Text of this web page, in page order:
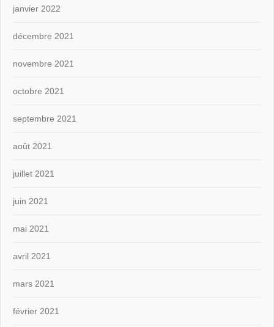
janvier 2022
décembre 2021
novembre 2021
octobre 2021
septembre 2021
août 2021
juillet 2021
juin 2021
mai 2021
avril 2021
mars 2021
février 2021